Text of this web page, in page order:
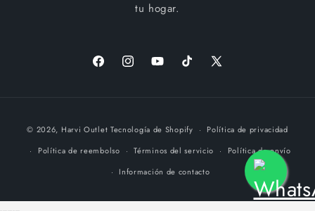
tu hogar.
FacebookInstagramYouTubeTikTok
X
de
pago
© 2026, Harvi Outlet Tecnología de Shopify
Política de privacidad
Política de reembolso
Términos del servicio
Política de envío
Información de contacto